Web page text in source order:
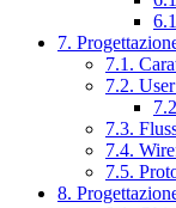
7.
7.1.
7.2.
7.3.
7.4.
7.5.
8.